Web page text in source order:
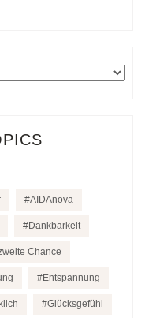
AIDAnova
Dankbarkeit
Chance
Entspannung
Glücksgefühl